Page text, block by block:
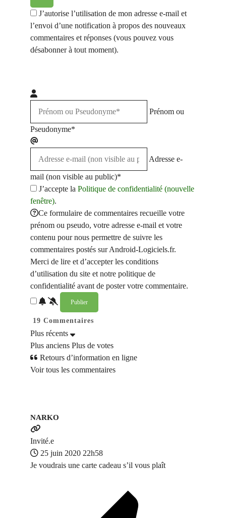
J’autorise l’utilisation de mon adresse e-mail et
l’envoi d’une notification à propos des nouveaux
commentaires et réponses (vous pouvez vous
désabonner à tout moment).
Prénom ou
Pseudonyme*
Adresse e-
mail (non visible au public)*
J’accepte la Politique de confidentialité (nouvelle
fenêtre).
Ce formulaire de commentaires recueille votre
prénom ou pseudo, votre adresse e-mail et votre
contenu pour nous permettre de suivre les
commentaires postés sur Android-Logiciels.fr.
Merci de lire et d’accepter les conditions
d’utilisation du site et notre politique de
confidentialité avant de poster votre commentaire.
19 Commentaires
Plus récents
Plus anciens Plus de votes
Retours d’information en ligne
Voir tous les commentaires
NARKO
Invité.e
25 juin 2020 22h58
Je voudrais une carte cadeau s’il vous plaît